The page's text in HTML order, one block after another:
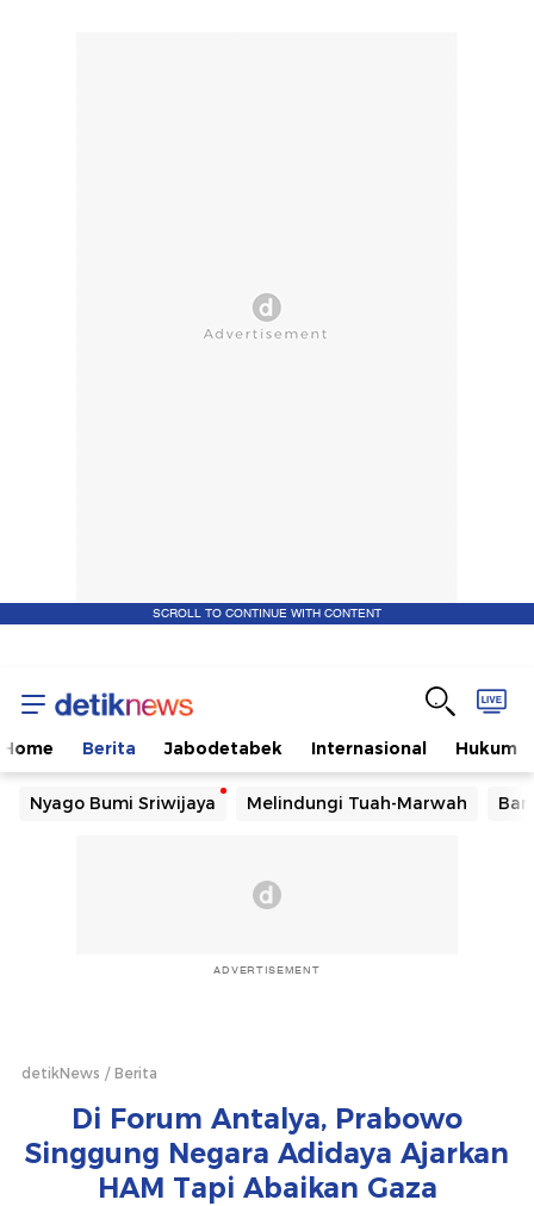
SCROLL TO CONTINUE WITH CONTENT
Home Berita Jabodetabek Internasional Hukum
Nyago Bumi Sriwijaya Melindungi Tuah-Marwah
ADVERTISEMENT
detikNews Berita
Di Forum Antalya, Prabowo
Singgung Negara Adidaya Ajarkan
HAM Tapi Abaikan Gaza